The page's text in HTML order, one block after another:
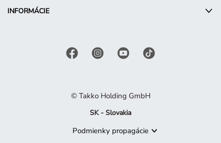
INFORMÁCIE
© Takko Holding GmbH
SK - Slovakia
Podmienky propagácie